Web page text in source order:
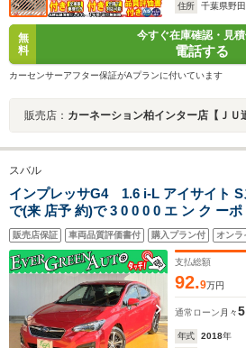
住所
千葉県野
無
料
今すぐ在庫確認・見
電話する
カーセンサーアフター保証がAプランに付いています
販売店： カーネーション柏インター店【ＪＵ
スバル
インプレッサG4 1.6 i-L アイサイト
で(来 店予 約)で 3 0 0 0 0 エ ン ク ー
煙車 アイサイトVer3 純正SDナビ プッ
ド/バックカメラ ブラインドスポットモ
ト 電動パーキング
販売店保証 車両品質評価書付 購入プラン付 オンラ
支払総額
92.9万円
通常ローン 月々
年式 2018年